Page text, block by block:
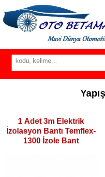
1 Adet 3m Elektrik
İzolasyon Bantı Temflex-
1300 İzole Bant